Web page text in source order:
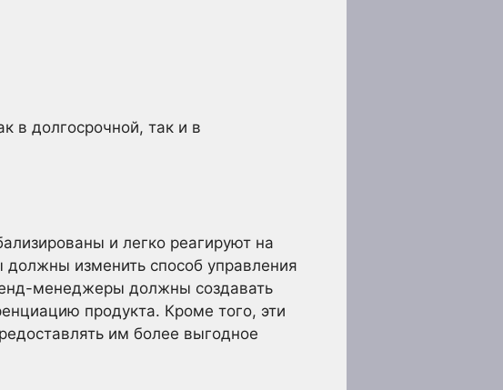
в долгосрочной, так и в
и легко реагируют на
должны изменить способ управления
менеджеры должны создавать
продукта. Кроме того, эти
им более выгодное